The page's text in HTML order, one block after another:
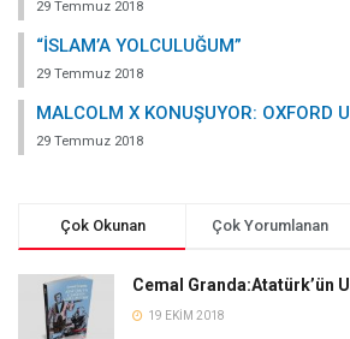
29 Temmuz 2018
“İSLAM’A YOLCULUĞUM”
29 Temmuz 2018
MALCOLM X KONUŞUYOR: OXFORD
29 Temmuz 2018
Çok Okunan Çok Yorumlanan
Cemal Granda:Atatürk’ün
19 EKIM 2018